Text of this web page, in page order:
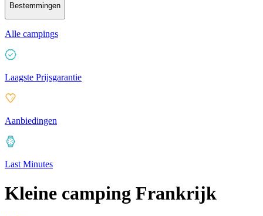
Bestemmingen
Alle campings
Laagste Prijsgarantie
Aanbiedingen
Last Minutes
Kleine camping Frankrijk